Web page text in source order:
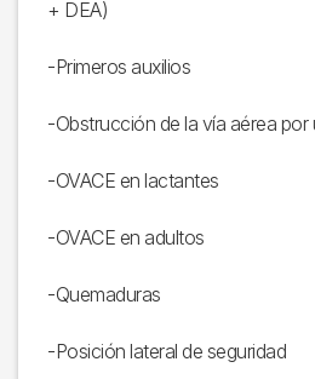
+ DEA)
-Primeros auxilios
-Obstrucción de la vía aérea
-OVACE en lactantes
-OVACE en adultos
-Quemaduras
-Posición lateral de seguridad